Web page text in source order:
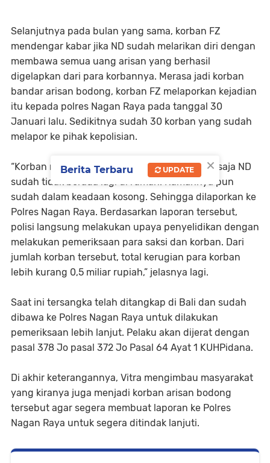
Selanjutnya pada bulan yang sama, korban FZ
mendengar kabar jika ND sudah melarikan diri dengan
membawa semua uang arisan yang berhasil
digelapkan dari para korbannya. Merasa jadi korban
bandar arisan bodong, korban FZ melaporkan kejadian
itu kepada polres Nagan Raya pada tanggal 30
Januari lalu. Sedikitnya sudah 30 korban yang sudah
melapor ke pihak kepolisian.
“Korban mendatangi rumah tersangka, benar saja ND
sudah tidak berada lagi di rumah. Rumahnya pun
sudah dalam keadaan kosong. Sehingga dilaporkan ke
Polres Nagan Raya. Berdasarkan laporan tersebut,
polisi langsung melakukan upaya penyelidikan dengan
melakukan pemeriksaan para saksi dan korban. Dari
jumlah korban tersebut, total kerugian para korban
lebih kurang 0,5 miliar rupiah,” jelasnya lagi.
Saat ini tersangka telah ditangkap di Bali dan sudah
dibawa ke Polres Nagan Raya untuk dilakukan
pemeriksaan lebih lanjut. Pelaku akan dijerat dengan
pasal 378 Jo pasal 372 Jo Pasal 64 Ayat 1 KUHPidana.
Di akhir keterangannya, Vitra mengimbau masyarakat
yang kiranya juga menjadi korban arisan bodong
tersebut agar segera membuat laporan ke Polres
Nagan Raya untuk segera ditindak lanjuti.
×
Berita Terbaru UPDATE